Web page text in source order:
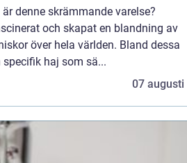
denne skrämmande varelse?
och skapat en blandning av
över hela världen. Bland dessa
haj som sä...
07 augusti